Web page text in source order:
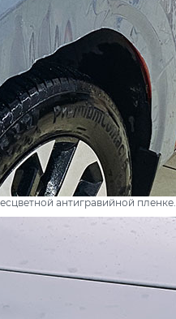
антигравийной пленке.